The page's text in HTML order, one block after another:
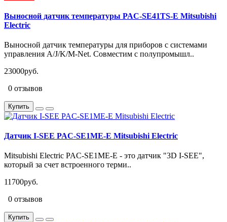
Выносной датчик температуры PAC-SE41TS-E Mitsubishi
Electric
Выносной датчик температуры для приборов с системами
управления A/J/K/M-Net. Совместим с полупромышл..
23000руб.
0 отзывов
Купить
Датчик I-SEE PAC-SE1ME-E Mitsubishi Electric
Mitsubishi Electric PAC-SE1ME-E - это датчик "3D I-SEE",
который за счет встроенного терми..
11700руб.
0 отзывов
Купить